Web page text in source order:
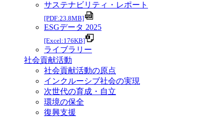
サステナビリティ・レポート
[PDF:23.8MB]
ESGデータ 2025
[Excel:176KB]
ライブラリー
社会貢献活動
社会貢献活動の原点
インクルーシブ社会の実現
次世代の育成・自立
環境の保全
復興支援